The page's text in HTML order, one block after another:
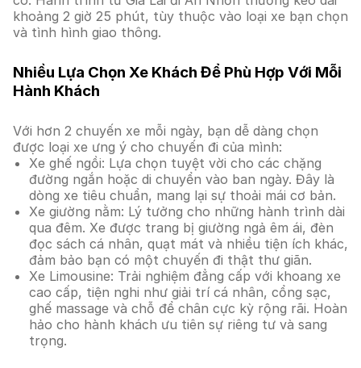
khoảng 2 giờ 25 phút, tùy thuộc vào loại xe bạn chọn
và tình hình giao thông.
Nhiều Lựa Chọn Xe Khách Để Phù Hợp Với Mỗi
Hành Khách
Với hơn 2 chuyến xe mỗi ngày, bạn dễ dàng chọn
được loại xe ưng ý cho chuyến đi của mình:
Xe ghế ngồi: Lựa chọn tuyệt vời cho các chặng
đường ngắn hoặc di chuyển vào ban ngày. Đây là
dòng xe tiêu chuẩn, mang lại sự thoải mái cơ bản.
Xe giường nằm: Lý tưởng cho những hành trình dài
qua đêm. Xe được trang bị giường ngả êm ái, đèn
đọc sách cá nhân, quạt mát và nhiều tiện ích khác,
đảm bảo bạn có một chuyến đi thật thư giãn.
Xe Limousine: Trải nghiệm đẳng cấp với khoang xe
cao cấp, tiện nghi như giải trí cá nhân, cổng sạc,
ghế massage và chỗ để chân cực kỳ rộng rãi. Hoàn
hảo cho hành khách ưu tiên sự riêng tư và sang
trọng.